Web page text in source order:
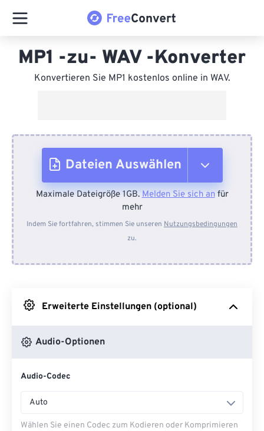
MP1 -zu- WAV -Konverter
Konvertieren Sie MP1 kostenlos online in WAV.
Dateien Auswählen
Vom Gerät
Von Dropbox
Maximale Dateigröße 1GB.Melden Sie sich anfür
mehr
Indem Sie fortfahren, stimmen Sie unseren Nutzungsbedingungen
zu.
Erweiterte Einstellungen (optional)
Audio-Optionen
Audio-Codec
Auto
Wählen Sie einen Codec zum Kodieren oder Komprimieren